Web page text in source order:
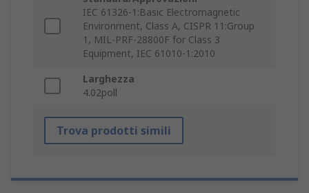
IEC 61326-1:Basic Electromagnetic
Environment, Class A, CISPR 11:Group
1, MIL-PRF-28800F for Class 3
Equipment, IEC 61010-1:2010
Larghezza
4.02poll
Trova prodotti simili